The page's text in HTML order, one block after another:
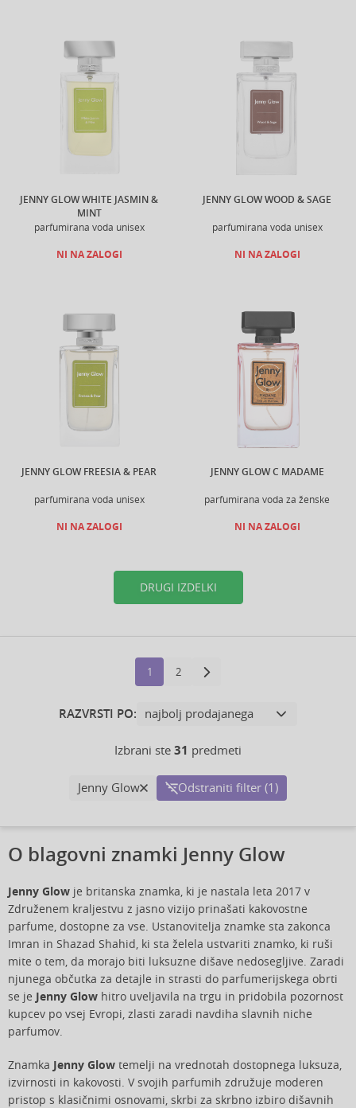
JENNY GLOW WHITE JASMIN &
MINT
parfumirana voda unisex
NI NA ZALOGI
JENNY GLOW WOOD & SAGE
parfumirana voda unisex
NI NA ZALOGI
JENNY GLOW FREESIA & PEAR
parfumirana voda unisex
NI NA ZALOGI
JENNY GLOW C MADAME
parfumirana voda za ženske
NI NA ZALOGI
DRUGI IZDELKI
1 2
RAZVRSTI PO:
Izbrani ste 31 predmeti
Jenny Glow Odstraniti filter (1)
O blagovni znamki Jenny Glow
Jenny Glow je britanska znamka, ki je nastala leta 2017 v
Združenem kraljestvu z jasno vizijo prinašati kakovostne
parfume, dostopne za vse. Ustanovitelja znamke sta zakonca
Imran in Shazad Shahid, ki sta želela ustvariti znamko, ki ruši
mite o tem, da morajo biti luksuzne dišave nedosegljive. Zaradi
njunega občutka za detajle in strasti do parfumerijskega obrti
se je Jenny Glow hitro uveljavila na trgu in pridobila pozornost
kupcev po vsej Evropi, zlasti zaradi navdiha slavnih niche
parfumov.
Znamka Jenny Glow temelji na vrednotah dostopnega luksuza,
izvirnosti in kakovosti. V svojih parfumih združuje moderen
pristop s klasičnimi osnovami, skrbi za skrbno izbiro dišavnih